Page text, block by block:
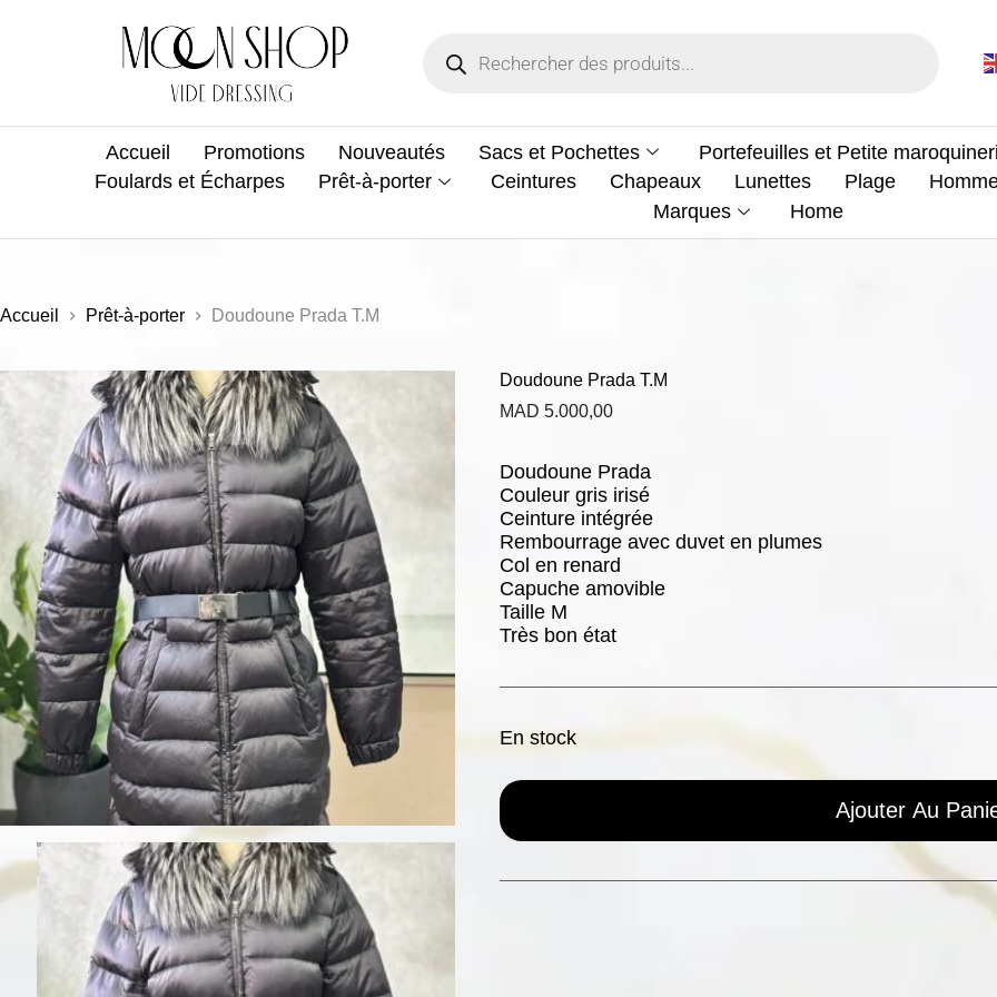
Accueil Promotions Nouveautés Sacs et Pochettes
Portefeuilles et Petite
Foulards et Écharpes
Prêt-à-porter Ceintures Chapeaux Lunettes Plage
Marques
Home
Accueil Prêt-à-porter Doudoune Prada T.M
Doudoune Prada T.M
MAD 5.000,00
Doudoune Prada
Couleur gris irisé
Ceinture intégrée
Rembourrage avec duvet en plumes
Col en renard
Capuche amovible
Taille M
Très bon état
En stock
Ajouter Au